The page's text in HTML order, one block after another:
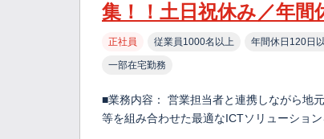
集！！土日祝休み／年間
正社員 従業員1000名以上 年間休日120日
一部在宅勤務
■業務内容： 営業担当者と連携しながら地
等を組み合わせた最適なICTソリューショ